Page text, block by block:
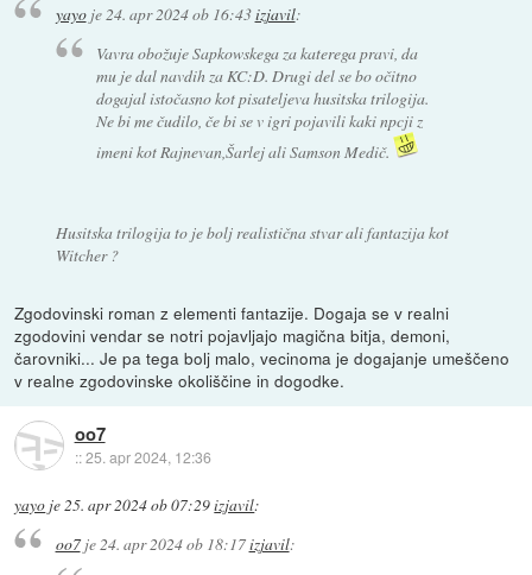
yayoje24. apr 2024 ob 16:43izjavil:
Vavra obožuje Sapkowskega za katerega pravi, da
mu je dal navdih za KC:D. Drugi del se bo očitno
dogajal istočasno kot pisateljeva husitska trilogija.
Ne bi me čudilo, če bi se v igri pojavili kaki npcji z
imeni kot Rajnevan,Šarlej ali Samson Medič.
Husitska trilogija to je bolj realistična stvar ali fantazija kot
Witcher ?
Zgodovinski roman z elementi fantazije. Dogaja se v realni
zgodovini vendar se notri pojavljajo magična bitja, demoni,
čarovniki... Je pa tega bolj malo, vecinoma je dogajanje umeščeno
v realne zgodovinske okoliščine in dogodke.
oo7
::25. apr 2024, 12:36
yayo je 25. apr 2024 ob 07:29izjavil:
oo7je24. apr 2024 ob 18:17izjavil: